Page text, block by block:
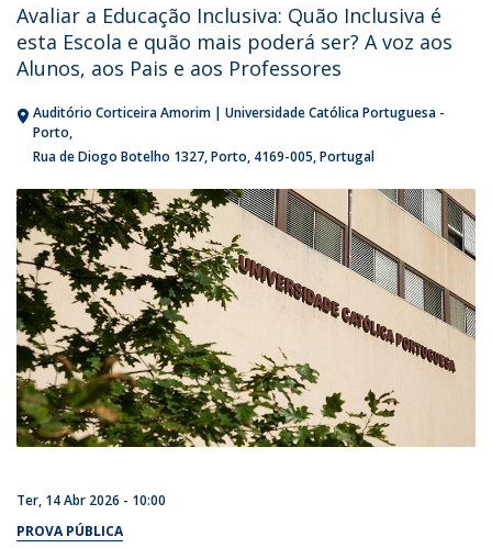
Avaliar a Educação Inclusiva: Quão Inclusiva é
esta Escola e quão mais poderá ser? A voz aos
Alunos, aos Pais e aos Professores
Auditório Corticeira Amorim | Universidade Católica Portuguesa -
Porto
Rua de Diogo Botelho 1327 Porto 4169-005 Portugal
Ter, 14 Abr 2026 - 10:00
PROVA PÚBLICA